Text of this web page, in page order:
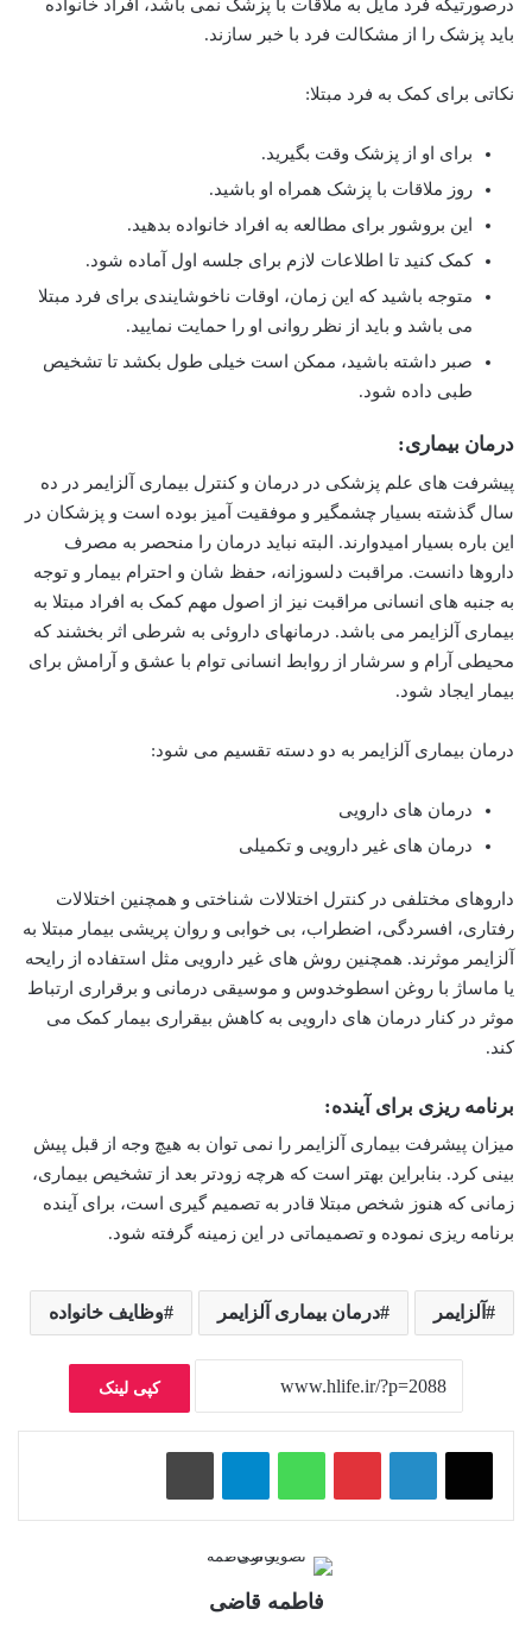
درصورتیکه فرد مایل به ملاقات با پزشک نمی باشد، افراد خانواده
باید پزشک را از مشکالت فرد با خبر سازند.
نکاتی برای کمک به فرد مبتلا:
برای او از پزشک وقت بگیرید.
روز ملاقات با پزشک همراه او باشید.
این بروشور برای مطالعه به افراد خانواده بدهید.
کمک کنید تا اطلاعات لازم برای جلسه اول آماده شود.
متوجه باشید که این زمان، اوقات ناخوشایندی برای فرد مبتلا
می باشد و باید از نظر روانی او را حمایت نمایید.
صبر داشته باشید، ممکن است خیلی طول بکشد تا تشخیص
طبی داده شود.
درمان بیماری:
پیشرفت های علم پزشکی در درمان و کنترل بیماری آلزایمر در ده
سال گذشته بسیار چشمگیر و موفقیت آمیز بوده است و پزشکان در
این باره بسیار امیدوارند. البته نباید درمان را منحصر به مصرف
داروها دانست. مراقبت دلسوزانه، حفظ شان و احترام بیمار و توجه
به جنبه های انسانی مراقبت نیز از اصول مهم کمک به افراد مبتلا به
بیماری آلزایمر می باشد. درمانهای داروئی به شرطی اثر بخشند که
محیطی آرام و سرشار از روابط انسانی توام با عشق و آرامش برای
بیمار ایجاد شود.
درمان بیماری آلزایمر به دو دسته تقسیم می شود:
درمان های دارویی
درمان های غیر دارویی و تکمیلی
داروهای مختلفی در کنترل اختلالات شناختی و همچنین اختلالات
رفتاری، افسردگی، اضطراب، بی خوابی و روان پریشی بیمار مبتلا به
آلزایمر موثرند. همچنین روش های غیر دارویی مثل استفاده از رایحه
یا ماساژ با روغن اسطوخدوس و موسیقی درمانی و برقراری ارتباط
موثر در کنار درمان های دارویی به کاهش بیقراری بیمار کمک می
کند.
برنامه ریزی برای آینده:
میزان پیشرفت بیماری آلزایمر را نمی توان به هیچ وجه از قبل پیش
بینی کرد. بنابراین بهتر است که هرچه زودتر بعد از تشخیص بیماری،
زمانی که هنوز شخص مبتلا قادر به تصمیم گیری است، برای آینده
برنامه ریزی نموده و تصمیماتی در این زمینه گرفته شود.
آلزایمر درمان بیماری آلزایمر وظایف خانواده
کپی لینک
پینتریست واتس آپ تلگرام
فاطمه قاضی